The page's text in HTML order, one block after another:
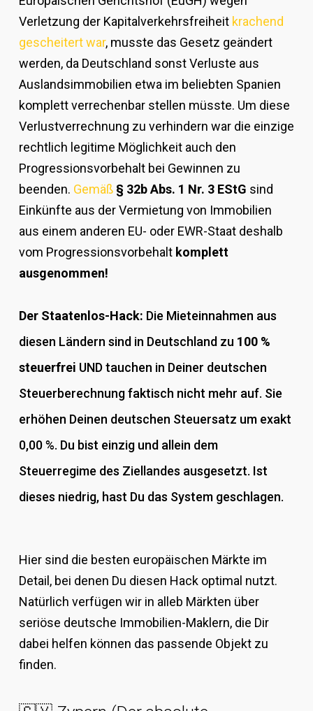
Verletzung der Kapitalverkehrsfreiheit krachend
gescheitert war, musste das Gesetz geändert
werden, da Deutschland sonst Verluste aus
Auslandsimmobilien etwa im beliebten Spanien
komplett verrechenbar stellen müsste. Um diese
Verlustverrechnung zu verhindern war die einzige
rechtlich legitime Möglichkeit auch den
Progressionsvorbehalt bei Gewinnen zu
beenden. Gemäß § 32b Abs. 1 Nr. 3 EStG sind
Einkünfte aus der Vermietung von Immobilien
aus einem anderen EU- oder EWR-Staat deshalb
vom Progressionsvorbehalt komplett
ausgenommen!
Der Staatenlos-Hack: Die Mieteinnahmen aus
diesen Ländern sind in Deutschland zu 100 %
steuerfrei UND tauchen in Deiner deutschen
Steuerberechnung faktisch nicht mehr auf. Sie
erhöhen Deinen deutschen Steuersatz um exakt
0,00 %. Du bist einzig und allein dem
Steuerregime des Ziellandes ausgesetzt. Ist
dieses niedrig, hast Du das System geschlagen.
Hier sind die besten europäischen Märkte im
Detail, bei denen Du diesen Hack optimal nutzt.
Natürlich verfügen wir in alleb Märkten über
seriöse deutsche Immobilien-Maklern, die Dir
dabei helfen können das passende Objekt zu
finden.